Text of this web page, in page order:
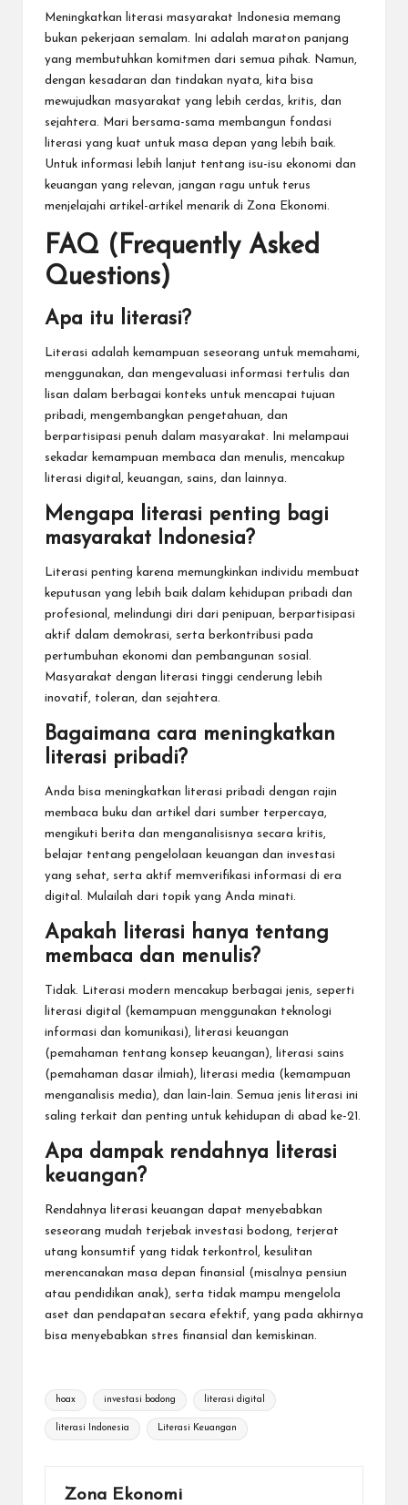
Meningkatkan literasi masyarakat Indonesia memang
bukan pekerjaan semalam. Ini adalah maraton panjang
yang membutuhkan komitmen dari semua pihak. Namun,
dengan kesadaran dan tindakan nyata, kita bisa
mewujudkan masyarakat yang lebih cerdas, kritis, dan
sejahtera. Mari bersama-sama membangun fondasi
literasi yang kuat untuk masa depan yang lebih baik.
Untuk informasi lebih lanjut tentang isu-isu ekonomi dan
keuangan yang relevan, jangan ragu untuk terus
menjelajahi artikel-artikel menarik di Zona Ekonomi.
FAQ (Frequently Asked
Questions)
Apa itu literasi?
Literasi adalah kemampuan seseorang untuk memahami,
menggunakan, dan mengevaluasi informasi tertulis dan
lisan dalam berbagai konteks untuk mencapai tujuan
pribadi, mengembangkan pengetahuan, dan
berpartisipasi penuh dalam masyarakat. Ini melampaui
sekadar kemampuan membaca dan menulis, mencakup
literasi digital, keuangan, sains, dan lainnya.
Mengapa literasi penting bagi
masyarakat Indonesia?
Literasi penting karena memungkinkan individu membuat
keputusan yang lebih baik dalam kehidupan pribadi dan
profesional, melindungi diri dari penipuan, berpartisipasi
aktif dalam demokrasi, serta berkontribusi pada
pertumbuhan ekonomi dan pembangunan sosial.
Masyarakat dengan literasi tinggi cenderung lebih
inovatif, toleran, dan sejahtera.
Bagaimana cara meningkatkan
literasi pribadi?
Anda bisa meningkatkan literasi pribadi dengan rajin
membaca buku dan artikel dari sumber terpercaya,
mengikuti berita dan menganalisisnya secara kritis,
belajar tentang pengelolaan keuangan dan investasi
yang sehat, serta aktif memverifikasi informasi di era
digital. Mulailah dari topik yang Anda minati.
Apakah literasi hanya tentang
membaca dan menulis?
Tidak. Literasi modern mencakup berbagai jenis, seperti
literasi digital (kemampuan menggunakan teknologi
informasi dan komunikasi), literasi keuangan
(pemahaman tentang konsep keuangan), literasi sains
(pemahaman dasar ilmiah), literasi media (kemampuan
menganalisis media), dan lain-lain. Semua jenis literasi ini
saling terkait dan penting untuk kehidupan di abad ke-21.
Apa dampak rendahnya literasi
keuangan?
Rendahnya literasi keuangan dapat menyebabkan
seseorang mudah terjebak investasi bodong, terjerat
utang konsumtif yang tidak terkontrol, kesulitan
merencanakan masa depan finansial (misalnya pensiun
atau pendidikan anak), serta tidak mampu mengelola
aset dan pendapatan secara efektif, yang pada akhirnya
bisa menyebabkan stres finansial dan kemiskinan.
Tags:
hoax investasi bodong literasi digital
literasi Indonesia Literasi Keuangan
Zona Ekonomi